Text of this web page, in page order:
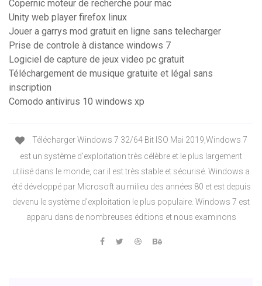
Copernic moteur de recherche pour mac
Unity web player firefox linux
Jouer a garrys mod gratuit en ligne sans telecharger
Prise de controle à distance windows 7
Logiciel de capture de jeux video pc gratuit
Téléchargement de musique gratuite et légal sans
inscription
Comodo antivirus 10 windows xp
Télécharger Windows 7 32/64 Bit ISO Mai 2019,Windows 7
est un système d'exploitation très célèbre et le plus largement
utilisé dans le monde, car il est très stable et sécurisé. Windows a
été développé par Microsoft au milieu des années 80 et est depuis
devenu le système d'exploitation le plus populaire. Windows 7 est
apparu dans de nombreuses éditions et nous examinons